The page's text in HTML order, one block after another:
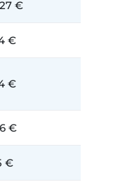
€
€
€
€
€